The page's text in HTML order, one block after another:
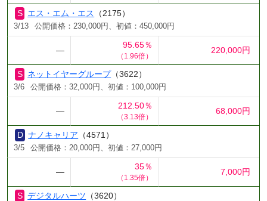
エス・エム・エス （2175）
3/13 公開価格：230,000円、初値：450,000円
―
95.65％
（1.96倍）
220,000円
ネットイヤーグループ（3622）
3/6 公開価格：32,000円、初値：100,000円
―
212.50％
（3.13倍）
68,000円
ナノキャリア （4571）
3/5 公開価格：20,000円、初値：27,000円
―
35％
（1.35倍）
7,000円
デジタルハーツ （3620）